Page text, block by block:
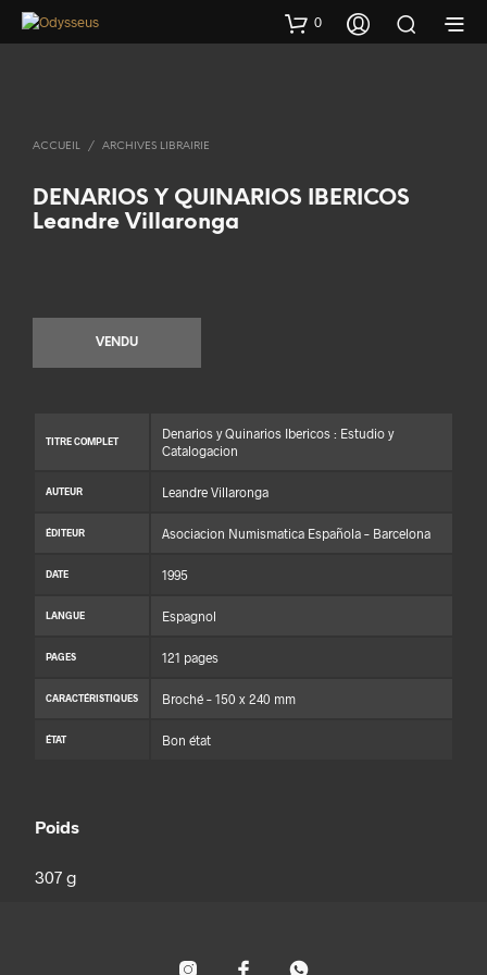
0
ACCUEIL / ARCHIVES LIBRAIRIE
DENARIOS Y QUINARIOS IBERICOS
Leandre Villaronga
VENDU
TITRE COMPLET
Denarios y Quinarios Ibericos : Estudio y
Catalogacion
AUTEUR Leandre Villaronga
ÉDITEUR Asociacion Numismatica Española – Barcelona
DATE 1995
LANGUE Espagnol
PAGES 121 pages
CARACTÉRISTIQUES Broché – 150 x 240 mm
ÉTAT Bon état
Poids
307 g